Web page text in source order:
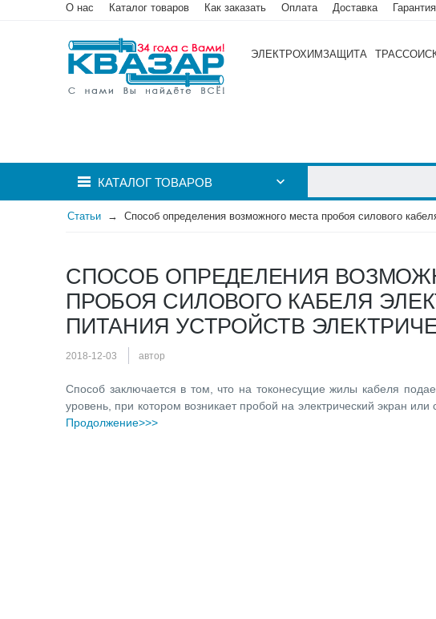
О нас Каталог товаров Как заказать Оплата Доставка Гарантия
ЭЛЕКТРОХИМЗАЩИТА
КАТАЛОГ ТОВАРОВ
Статьи Способ определения возможного места пробоя силового
СПОСОБ ОПРЕДЕЛЕНИЯ
ПРОБОЯ СИЛОВОГО КАБЕЛЯ
ПИТАНИЯ УСТРОЙСТВ
2018-12-03 автор
Способ заключается в том, что на токонесущие жилы кабеля
уровень, при котором возникает пробой на электрический экран
Продолжение>>>